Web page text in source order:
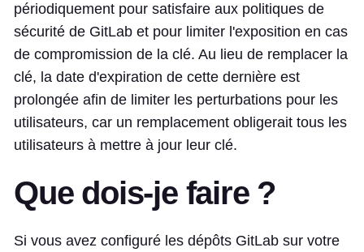
périodiquement pour satisfaire aux politiques de
sécurité de GitLab et pour limiter l'exposition en cas
de compromission de la clé. Au lieu de remplacer la
clé, la date d'expiration de cette dernière est
prolongée afin de limiter les perturbations pour les
utilisateurs, car un remplacement obligerait tous les
utilisateurs à mettre à jour leur clé.
Que dois-je faire ?
Si vous avez configuré les dépôts GitLab sur votre